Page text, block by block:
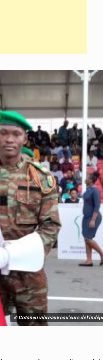
© Cotonou vibre aux couleurs de